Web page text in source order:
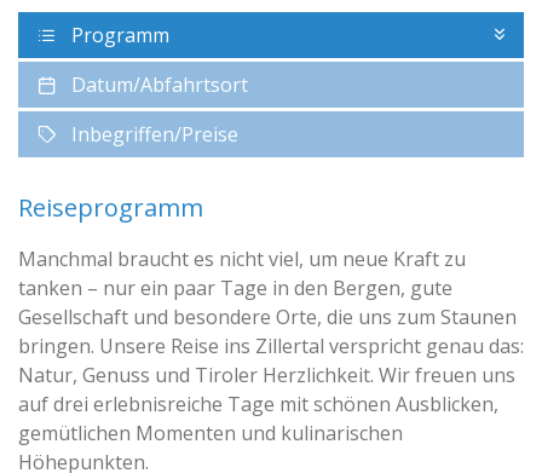
Programm
Datum/Abfahrtsort
Inbegriffen/Preise
Reiseprogramm
Manchmal braucht es nicht viel, um neue Kraft zu
tanken – nur ein paar Tage in den Bergen, gute
Gesellschaft und besondere Orte, die uns zum Staunen
bringen. Unsere Reise ins Zillertal verspricht genau das:
Natur, Genuss und Tiroler Herzlichkeit. Wir freuen uns
auf drei erlebnisreiche Tage mit schönen Ausblicken,
gemütlichen Momenten und kulinarischen
Höhepunkten.